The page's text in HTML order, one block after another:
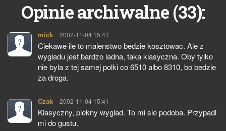
Opinie archiwalne (33):
mick pisze:
2002-11-04 15:41
Ciekawe ile to malenstwo bedzie kosztowac. Ale z
wygladu jest bardzo ladna, taka klasyczna. Oby tylko
nie byla z tej samej polki co 6510 albo 8310, bo bedzie
za droga.
Czak pisze:
2002-11-04 15:41
Klasyczny, piekny wyglad. To mi sie podoba. Przypadl
mi do gustu.